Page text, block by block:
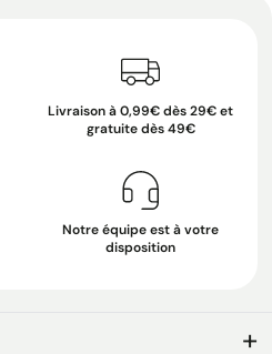
Livraison à 0,99€ dès 29€ et
gratuite dès 49€
Notre équipe est à votre
disposition